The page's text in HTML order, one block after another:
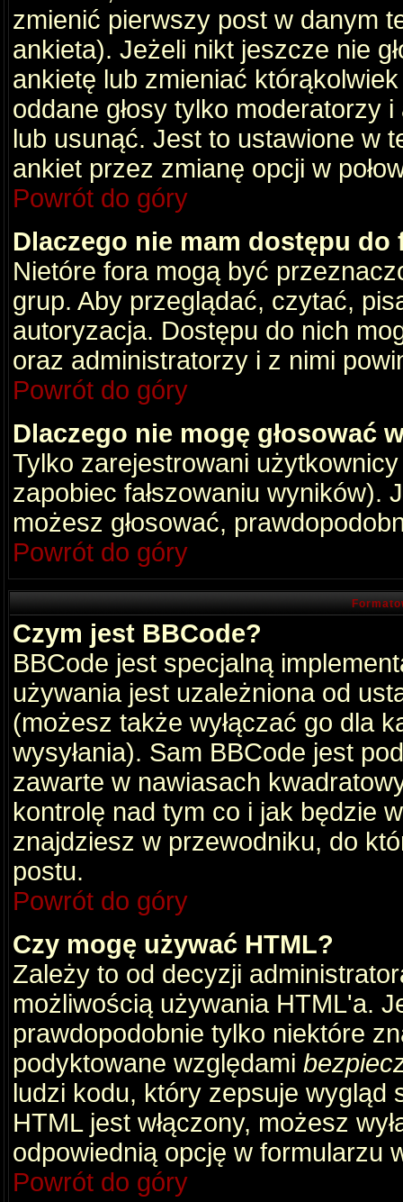
zmienić pierwszy post w danym
ankieta). Jeżeli nikt jeszcze nie
ankietę lub zmieniać
oddane głosy tylko moderatorzy
lub usunąć. Jest to ustawione w
ankiet przez zmianę opcji w
Powrót do góry
Dlaczego nie mam dostępu do
Nietóre fora mogą być
grup. Aby przeglądać, czytać,
autoryzacja. Dostępu do nich
oraz administratorzy i z nimi
Powrót do góry
Dlaczego nie mogę głosować
Tylko zarejestrowani
zapobiec fałszowaniu wyników).
możesz głosować,
Powrót do góry
Czym jest BBCode?
BBCode jest specjalną
używania jest uzależniona od
(możesz także wyłączać go dla
wysyłania). Sam BBCode jest
zawarte w nawiasach
kontrolę nad tym co i jak będzie
znajdziesz w przewodniku, do
postu.
Powrót do góry
Czy mogę używać HTML?
Zależy to od decyzji
możliwością używania HTML'a.
prawdopodobnie tylko niektóre
podyktowane względami
ludzi kodu, który zepsuje wygląd
HTML jest włączony, możesz
odpowiednią opcję w formularzu
Powrót do góry